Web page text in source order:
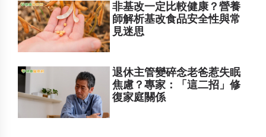
非基改一定比較健康？營養
師解析基改食品安全性與常
見迷思
退休主管變碎念老爸惹失眠
焦慮？專家：「這二招」修
復家庭關係